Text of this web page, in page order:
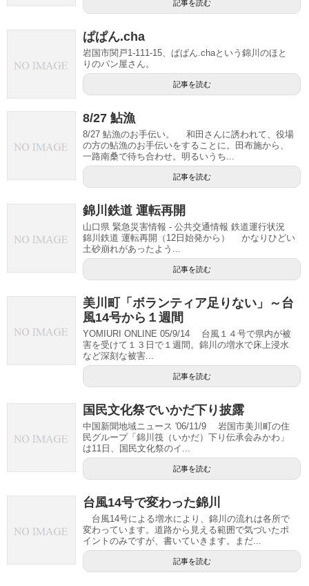
記事を読む
ぱぱん.cha
岩国市関戸1-111-15、ぱぱん.chaという錦川のほと
りのパン屋さん。
記事を読む
8/27 鮎漁
8/27 鮎漁のお手伝い。 和田さんに誘われて、役場
の方の鮎漁のお手伝いをすることに。田布施から、
一路南桑で待ち合わせ。明るいうち...
記事を読む
錦川鉄道 運転再開
山口県 緊急災害情報 - 公共交通情報 鉄道運行状況
錦川鉄道 運転再開（12日始発から） かなりひどい
土砂崩れがあったよう...
記事を読む
美川町「ボランティア足りない」～台
風14号から１週間
YOMIURI ONLINE 05/9/14 台風１４号で県内が被
害を受けて１３日で１週間。錦川の増水で床上浸水
など深刻な被害...
記事を読む
国民文化祭でいかだ下り披露
中国新聞地域ニュース '06/11/9 岩国市美川町の住
民グループ「錦川筏（いかだ）下り伝承会みかわ」
は11日、国民文化祭のイ...
記事を読む
台風14号で変わった錦川
台風14号による増水により、錦川の流れは各所で
変わっています。道路から見える範囲で気づいたポ
イントのみですが、書いていきます。まだ...
記事を読む